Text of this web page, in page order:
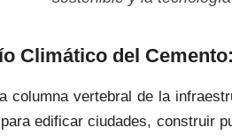
Climático del
columna vertebral de la
edificar ciudades, construir